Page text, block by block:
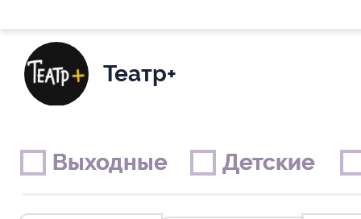
Театр+
Выходные
Выходные Детские
Детские